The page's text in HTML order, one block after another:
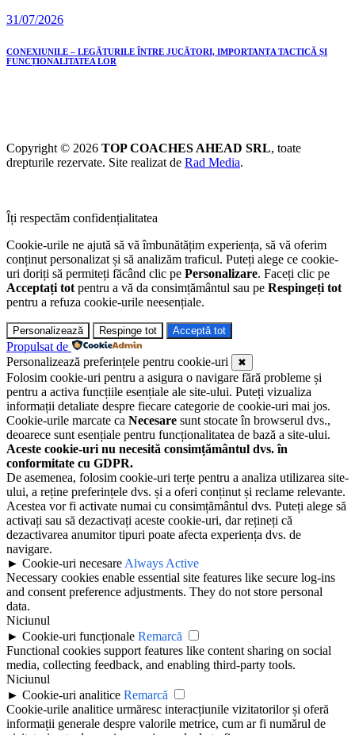
31/07/2026
CONEXIUNILE – LEGĂTURILE ÎNTRE JUCĂTORI, IMPORTANȚA TACTICĂ ȘI
FUNCȚIONALITATEA LOR
Copyright © 2026 TOP COACHES AHEAD SRL, toate
drepturile rezervate. Site realizat de Rad Media.
Îți respectăm confidențialitatea
Cookie-urile ne ajută să vă îmbunătățim experiența, să vă oferim
conținut personalizat și să analizăm traficul. Puteți alege ce cookie-
uri doriți să permiteți făcând clic pe Personalizare. Faceți clic pe
Acceptați tot pentru a vă da consimțământul sau pe Respingeți tot
pentru a refuza cookie-urile neesențiale.
Personalizează Respinge tot Acceptă tot
Propulsat de
Personalizează preferințele pentru cookie-uri
✖
Folosim cookie-uri pentru a asigura o navigare fără probleme și
pentru a activa funcțiile esențiale ale site-ului. Puteți vizualiza
informații detaliate despre fiecare categorie de cookie-uri mai jos.
Cookie-urile marcate ca Necesare sunt stocate în browserul dvs.,
deoarece sunt esențiale pentru funcționalitatea de bază a site-ului.
Aceste cookie-uri nu necesită consimțământul dvs. în
conformitate cu GDPR.
De asemenea, folosim cookie-uri terțe pentru a analiza utilizarea site-
ului, a reține preferințele dvs. și a oferi conținut și reclame relevante.
Acestea vor fi activate numai cu consimțământul dvs. Puteți alege să
activați sau să dezactivați aceste cookie-uri, dar rețineți că
dezactivarea anumitor tipuri poate afecta experiența dvs. de
navigare.
► Cookie-uri necesare Always Active
Necessary cookies enable essential site features like secure log-ins
and consent preference adjustments. They do not store personal
data.
Niciunul
► Cookie-uri funcționale Remarcă
Functional cookies support features like content sharing on social
media, collecting feedback, and enabling third-party tools.
Niciunul
► Cookie-uri analitice Remarcă
Cookie-urile analitice urmăresc interacțiunile vizitatorilor și oferă
informații generale despre valorile metrice, cum ar fi numărul de